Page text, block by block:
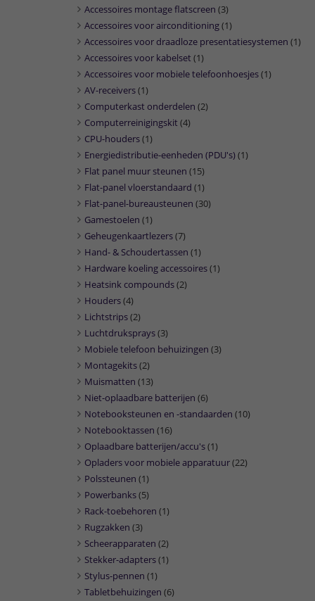
Accessoires montage flatscreen (3)
Accessoires voor airconditioning(1)
Accessoires voor draadloze presentatiesystemen (1)
Accessoires voor kabelset(1)
Accessoires voor mobiele telefoonhoesjes(1)
AV-receivers(1)
Computerkast onderdelen (2)
Computerreinigingskit(4)
CPU-houders(1)
Energiedistributie-eenheden (PDU's)(1)
Flat panel muur steunen (15)
Flat-panel vloerstandaard (1)
Flat-panel-bureausteunen (30)
Gamestoelen (1)
Geheugenkaartlezers(7)
Hand- & Schoudertassen (1)
Hardware koeling accessoires(1)
Heatsink compounds(2)
Houders(4)
Lichtstrips(2)
Luchtdruksprays(3)
Mobiele telefoon behuizingen (3)
Montagekits(2)
Muismatten (13)
Niet-oplaadbare batterijen (6)
Notebooksteunen en -standaarden (10)
Notebooktassen (16)
Oplaadbare batterijen/accu's(1)
Opladers voor mobiele apparatuur(22)
Polssteunen (1)
Powerbanks(5)
Rack-toebehoren (1)
Rugzakken (3)
Scheerapparaten (2)
Stekker-adapters(1)
Stylus-pennen (1)
Tabletbehuizingen (6)